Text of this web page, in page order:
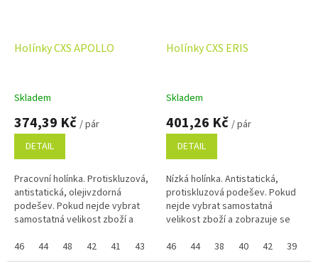
Holínky CXS APOLLO
Skladem
374,39 Kč / pár
DETAIL
Pracovní holínka. Protiskluzová,
antistatická, olejivzdorná
podešev. Pokud nejde vybrat
samostatná velikost zboží a
napište ji do poznámky na
konci...
46 44 48 42 41 43 45 47
Holínky CXS ERIS
Skladem
401,26 Kč / pár
DETAIL
Nízká holínka. Antistatická,
protiskluzová podešev. Pokud
nejde vybrat samostatná
velikost zboží a zobrazuje se
poznámky na konci
objednávky....
46 44 38 40 42 39